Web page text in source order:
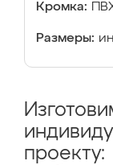
Кромка:
Размеры:
проекту: